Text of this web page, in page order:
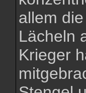
allem
Lächeln
Krieger